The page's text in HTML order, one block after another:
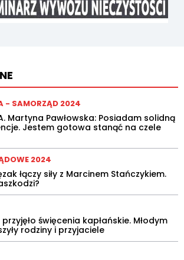
- SAMORZĄD 2024
Martyna Pawłowska: Posiadam solidną
Jestem gotowa stanąć na czele
2024
łączy siły z Marcinem Stańczykiem.
święcenia kapłańskie. Młodym
rodziny i przyjaciele